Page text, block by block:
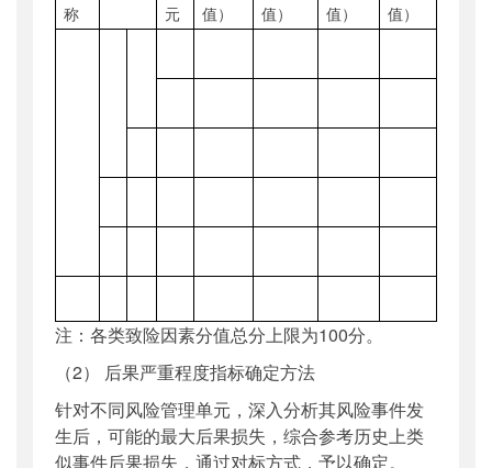
称 元 值 ） 值 ） 值 ） 值 ）
注：各类致险因素分值总分上限为100分。
（2） 后果严重程度指标确定方法
针对不同风险管理单元，深入分析其风险事件发
生后，可能的最大后果损失，综合参考历史上类
似事件后果损失，通过对标方式，予以确定。